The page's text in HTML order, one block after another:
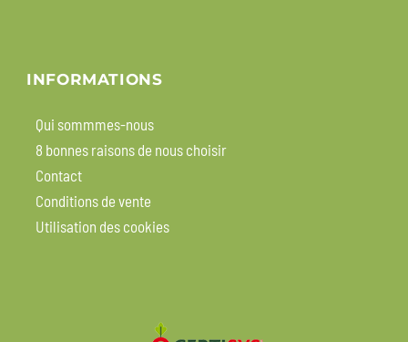
INFORMATIONS
Qui sommmes-nous
8 bonnes raisons de nous choisir
Contact
Conditions de vente
Utilisation des cookies